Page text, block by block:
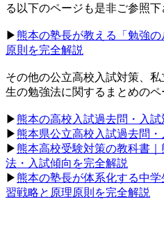
る以下のページも是非ご参照下
▶︎熊本の塾長が教える「勉強
原則を完全解説
その他の公立高校入試対策、
生の勉強法に関するまとめのペ
▶︎熊本の高校入試過去問・入試
▶︎熊本県公立高校入試過去問
▶︎熊本高校受験対策の教科書
法・入試傾向を完全解説
▶︎熊本の塾長が体系化する中
習戦略と原理原則を完全解説